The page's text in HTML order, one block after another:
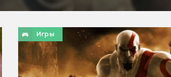
Игры